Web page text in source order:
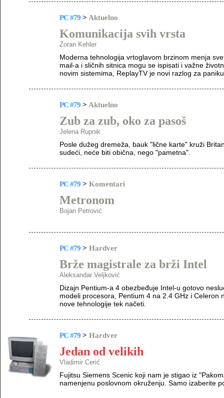
PC #79 > Aktuelno
Komunikacija svih vrsta
Zoran Kehler
Moderna tehnologija vrtoglavom brzinom menja
mail-a i sličnih sitnica mogu se ispisati i važne
novim sistemima, ReplayTV je novi razlog za
PC #79 > Aktuelno
Zub za zub, oko za pasoš
Jelena Rupnik
Posle dužeg dremeža, bauk "lične karte" kruži
sudeći, neće biti obična, nego "pametna".
PC #79 > Komentari
Metronom
Bojan Petrović
PC #79 > Hardver
Brže magistrale za brži Intel
Aleksandar Veljković
Dizajn Pentium-a 4 obezbeđuje Intel-u gotovo
modeli procesora, Pentium 4 na 2.4 GHz i Celeron
nove tehnologije tek načeti.
PC #79 > Hardver
Jedan od velikih
Vladimir Cerić
Fujitsu Siemens Scenic koji nam je stigao iz
namenjenu poslovnom okruženju. Samo izaberite